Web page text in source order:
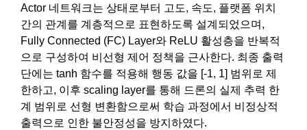
Actor 네트워크는 상태로부터 고도, 속도, 플랫폼 위치
간의 관계를 계층적으로 표현하도록 설계되었으며,
Fully Connected (FC) Layer와 ReLU 활성층을 반복적
으로 구성하여 비선형 제어 정책을 근사한다. 최종 출력
단에는 tanh 함수를 적용해 행동 값을 [-1, 1] 범위로 제
한하고, 이후 scaling layer를 통해 드론의 실제 추력 한
계 범위로 선형 변환함으로써 학습 과정에서 비정상적
출력으로 인한 불안정성을 방지하였다.